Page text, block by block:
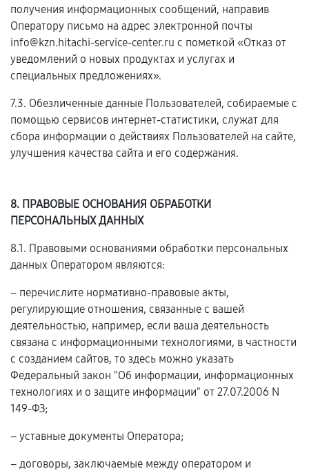
получения информационных сообщений, направив
Оператору письмо на адрес электронной почты
info@kzn.hitachi-service-center.ru с пометкой «Отказ от
уведомлений о новых продуктах и услугах и
специальных предложениях».
7.3. Обезличенные данные Пользователей, собираемые с
помощью сервисов интернет-статистики, служат для
сбора информации о действиях Пользователей на сайте,
улучшения качества сайта и его содержания.
8. ПРАВОВЫЕ ОСНОВАНИЯ ОБРАБОТКИ
ПЕРСОНАЛЬНЫХ ДАННЫХ
8.1. Правовыми основаниями обработки персональных
данных Оператором являются:
– перечислите нормативно-правовые акты,
регулирующие отношения, связанные с вашей
деятельностью, например, если ваша деятельность
связана с информационными технологиями, в частности
с созданием сайтов, то здесь можно указать
Федеральный закон "Об информации, информационных
технологиях и о защите информации" от 27.07.2006 N
149-ФЗ;
– уставные документы Оператора;
– договоры, заключаемые между оператором и